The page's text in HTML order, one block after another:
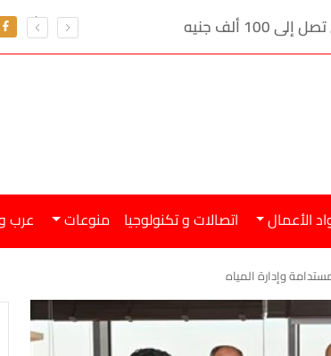
ألف جنيه
الأعمال اتصالات و تكنولوجيا منوعات عرب
وإدارة المياه